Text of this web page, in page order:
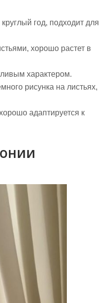
год, подходит для
хорошо растет в
характером.
рисунка на листьях,
адаптируется к